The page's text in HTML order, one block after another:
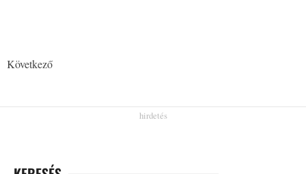
Következő